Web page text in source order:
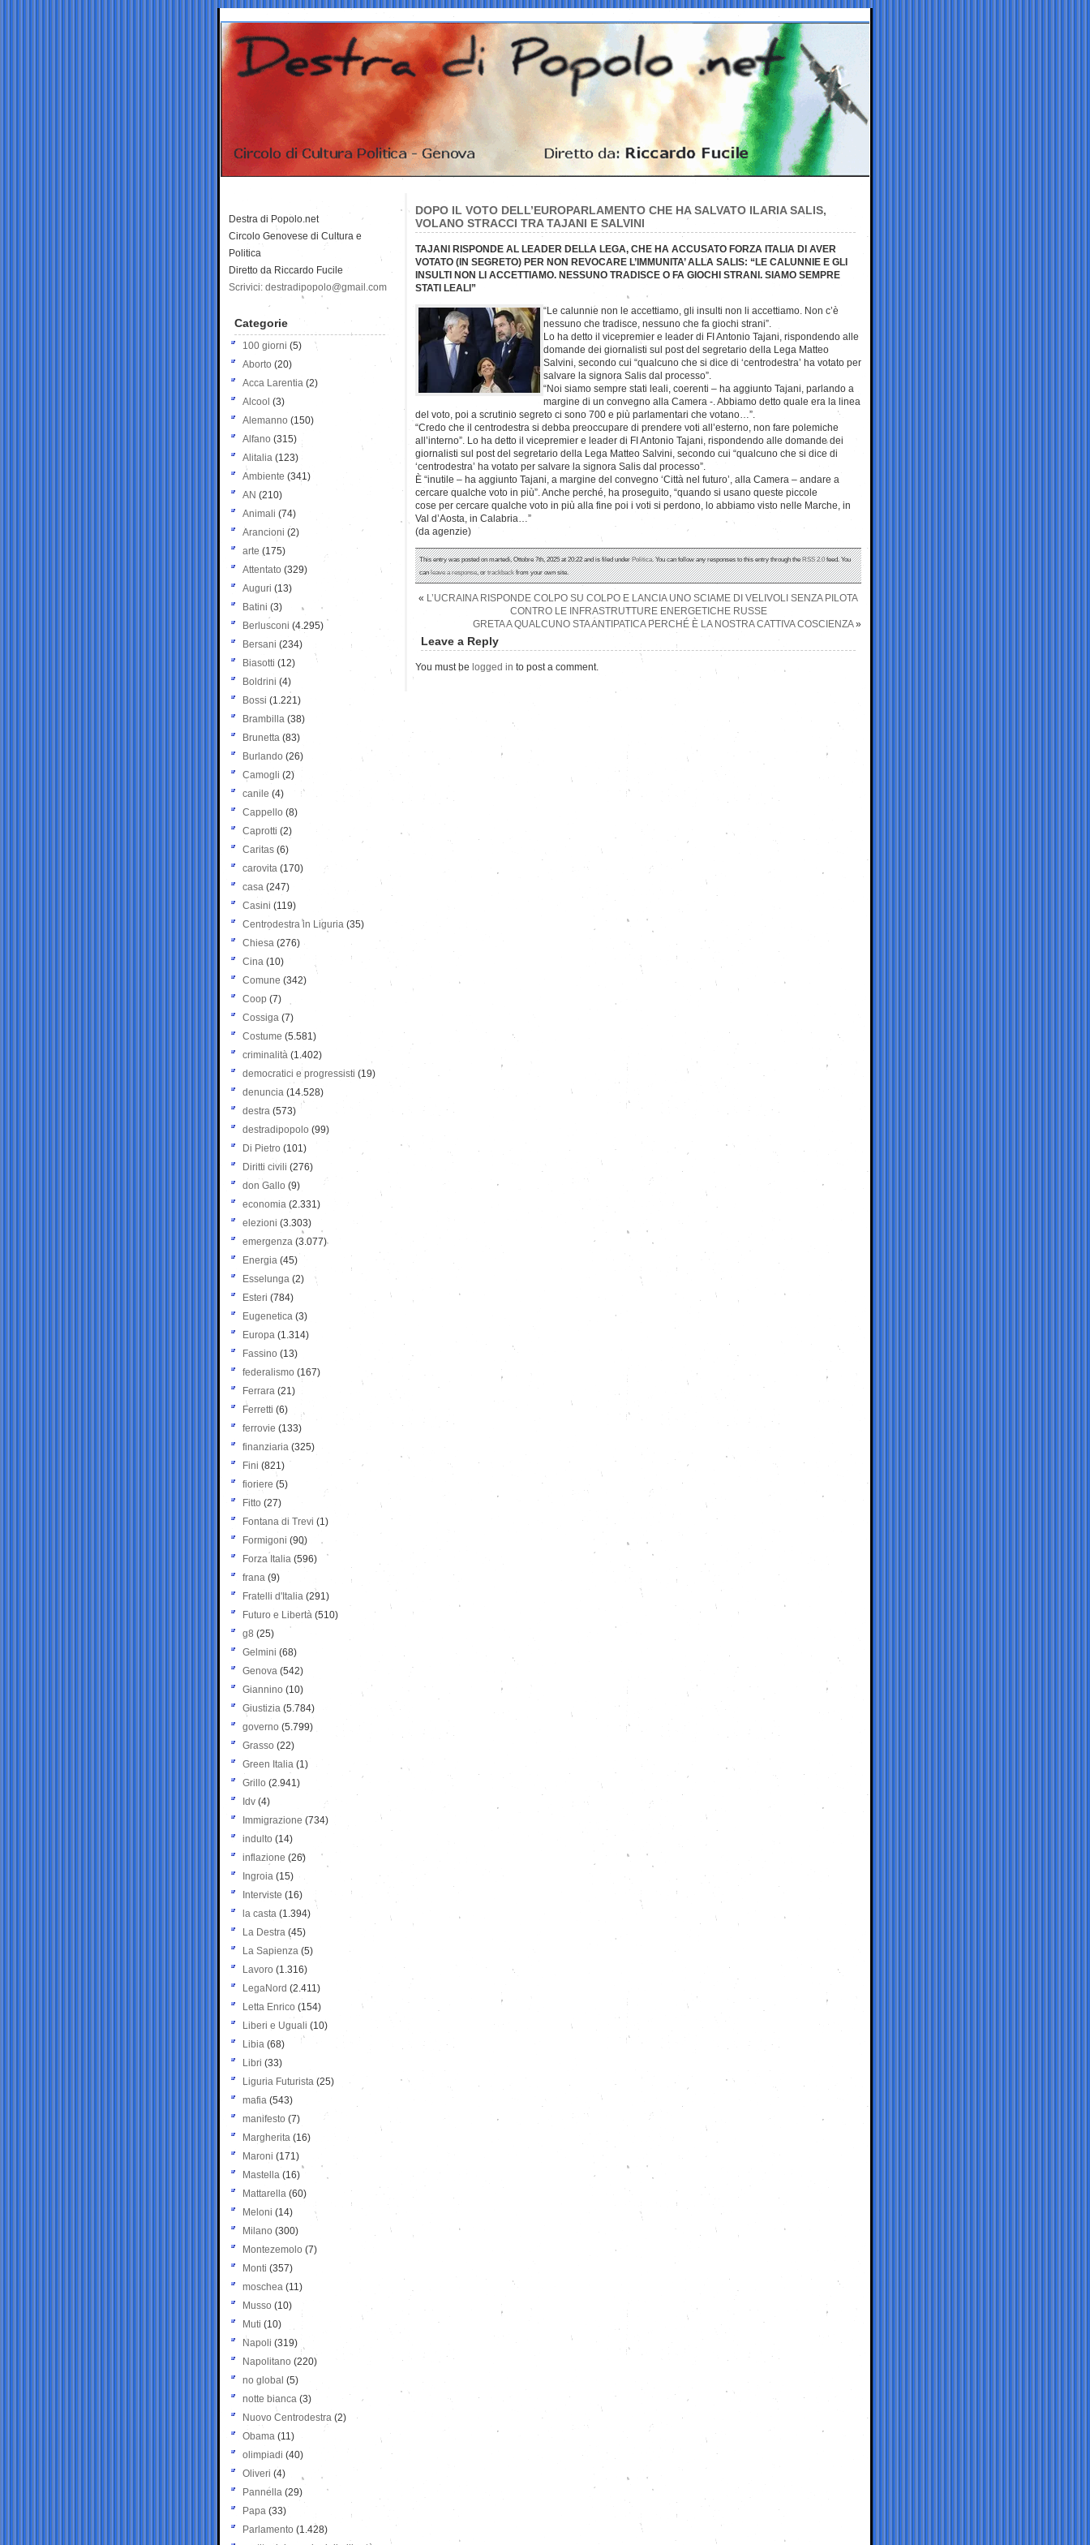
DOPO IL VOTO DELL’EUROPARLAMENTO CHE HA SALVATO ILARIA SALIS,
VOLANO STRACCI TRA TAJANI E SALVINI
TAJANI RISPONDE AL LEADER DELLA LEGA, CHE HA ACCUSATO FORZA ITALIA DI AVER
VOTATO (IN SEGRETO) PER NON REVOCARE L’IMMUNITA’ ALLA SALIS: “LE CALUNNIE E GLI
INSULTI NON LI ACCETTIAMO. NESSUNO TRADISCE O FA GIOCHI STRANI. SIAMO SEMPRE
STATI LEALI”
“Le calunnie non le accettiamo, gli insulti non li accettiamo. Non c’è
nessuno che tradisce, nessuno che fa giochi strani”.
Lo ha detto il vicepremier e leader di FI Antonio Tajani, rispondendo alle
domande dei giornalisti sul post del segretario della Lega Matteo
Salvini, secondo cui “qualcuno che si dice di ‘centrodestra’ ha votato per
salvare la signora Salis dal processo”.
“Noi siamo sempre stati leali, coerenti – ha aggiunto Tajani, parlando a
margine di un convegno alla Camera -. Abbiamo detto quale era la linea
del voto, poi a scrutinio segreto ci sono 700 e più parlamentari che votano…”.
“Credo che il centrodestra si debba preoccupare di prendere voti all’esterno, non fare polemiche
all’interno”. Lo ha detto il vicepremier e leader di FI Antonio Tajani, rispondendo alle domande dei
giornalisti sul post del segretario della Lega Matteo Salvini, secondo cui “qualcuno che si dice di
‘centrodestra’ ha votato per salvare la signora Salis dal processo”.
È “inutile – ha aggiunto Tajani, a margine del convegno ‘Città nel futuro’, alla Camera – andare a
cercare qualche voto in più”. Anche perché, ha proseguito, “quando si usano queste piccole
cose per cercare qualche voto in più alla fine poi i voti si perdono, lo abbiamo visto nelle Marche, in
Val d’Aosta, in Calabria…”
(da agenzie)
This entry was posted on martedì, Ottobre 7th, 2025 at 20:22 and is filed underPolitica. You can follow any responses to this entry through theRSS 2.0feed. You
canleave a response, ortrackbackfrom your own site.
« L’UCRAINA RISPONDE COLPO SU COLPO E LANCIA UNO SCIAME DI VELIVOLI SENZA PILOTA
CONTRO LE INFRASTRUTTURE ENERGETICHE RUSSE
GRETA A QUALCUNO STA ANTIPATICA PERCHÉ È LA NOSTRA CATTIVA COSCIENZA»
Leave a Reply
You must be logged in to post a comment.
Destra di Popolo.net
Circolo Genovese di Cultura e
Politica
Diretto da Riccardo Fucile
Scrivici: destradipopolo@gmail.com
Categorie
100 giorni (5)
Aborto (20)
Acca Larentia (2)
Alcool (3)
Alemanno (150)
Alfano (315)
Alitalia (123)
Ambiente (341)
AN (210)
Animali (74)
Arancioni (2)
arte (175)
Attentato (329)
Auguri (13)
Batini (3)
Berlusconi (4.295)
Bersani (234)
Biasotti (12)
Boldrini (4)
Bossi (1.221)
Brambilla (38)
Brunetta (83)
Burlando (26)
Camogli (2)
canile (4)
Cappello (8)
Caprotti (2)
Caritas (6)
carovita (170)
casa (247)
Casini (119)
Centrodestra in Liguria (35)
Chiesa (276)
Cina (10)
Comune (342)
Coop (7)
Cossiga (7)
Costume (5.581)
criminalità (1.402)
democratici e progressisti (19)
denuncia (14.528)
destra (573)
destradipopolo (99)
Di Pietro (101)
Diritti civili (276)
don Gallo (9)
economia (2.331)
elezioni (3.303)
emergenza (3.077)
Energia (45)
Esselunga (2)
Esteri (784)
Eugenetica (3)
Europa (1.314)
Fassino (13)
federalismo (167)
Ferrara (21)
Ferretti (6)
ferrovie (133)
finanziaria (325)
Fini (821)
fioriere (5)
Fitto (27)
Fontana di Trevi (1)
Formigoni (90)
Forza Italia (596)
frana (9)
Fratelli d'Italia (291)
Futuro e Libertà (510)
g8 (25)
Gelmini (68)
Genova (542)
Giannino (10)
Giustizia (5.784)
governo (5.799)
Grasso (22)
Green Italia (1)
Grillo (2.941)
Idv (4)
Immigrazione (734)
indulto (14)
inflazione (26)
Ingroia (15)
Interviste (16)
la casta (1.394)
La Destra (45)
La Sapienza (5)
Lavoro (1.316)
LegaNord (2.411)
Letta Enrico (154)
Liberi e Uguali (10)
Libia (68)
Libri (33)
Liguria Futurista (25)
mafia (543)
manifesto (7)
Margherita (16)
Maroni (171)
Mastella (16)
Mattarella (60)
Meloni (14)
Milano (300)
Montezemolo (7)
Monti (357)
moschea (11)
Musso (10)
Muti (10)
Napoli (319)
Napolitano (220)
no global (5)
notte bianca (3)
Nuovo Centrodestra (2)
Obama (11)
olimpiadi (40)
Oliveri (4)
Pannella (29)
Papa (33)
Parlamento (1.428)